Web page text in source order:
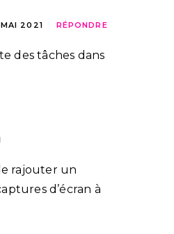
2021 RÉPONDRE
des tâches dans
rajouter un
d’écran à